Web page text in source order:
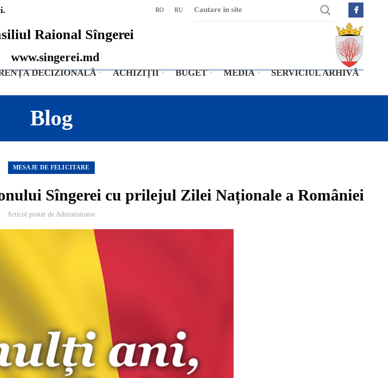
RO RU
Raional Sîngerei
www.singerei.md
DECIZIONALĂ ACHIZIȚII BUGET MEDIA
SERVICIUL ARHIVĂ
Blog
MESAJE DE FELICITARE
Sîngerei cu prilejul Zilei Naționale a României
Articol postat de Administrator